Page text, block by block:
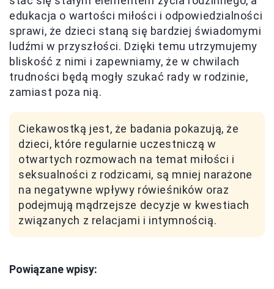
edukacja o wartości miłości i odpowiedzialności
sprawi, że dzieci staną się bardziej świadomymi
ludźmi w przyszłości. Dzięki temu utrzymujemy
bliskość z nimi i zapewniamy, że w chwilach
trudności będą mogły szukać rady w rodzinie,
zamiast poza nią.
Ciekawostką jest, że badania pokazują, że
dzieci, które regularnie uczestniczą w
otwartych rozmowach na temat miłości i
seksualności z rodzicami, są mniej narażone
na negatywne wpływy rówieśników oraz
podejmują mądrzejsze decyzje w kwestiach
związanych z relacjami i intymnością.
Powiązane wpisy: